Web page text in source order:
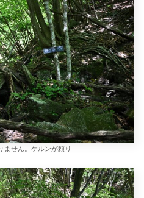
ません。ケルンが頼り